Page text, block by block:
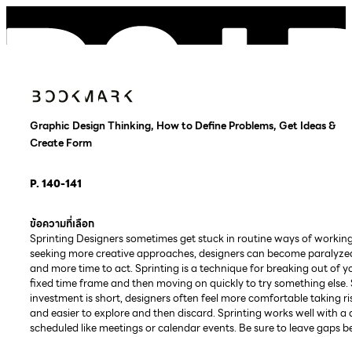
Graphic Design Thinking, How to Define Problems, Get Ideas &
Create Form
P. 140-141
ข้อความที่เลือก
Sprinting Designers sometimes get stuck in routine ways of
seeking more creative approaches, designers can become
and more time to act. Sprinting is a technique for breaking out of
fixed time frame and then moving on quickly to try something
investment is short, designers often feel more comfortable taking
and easier to explore and then discard. Sprinting works well with
scheduled like meetings or calendar events. Be sure to leave